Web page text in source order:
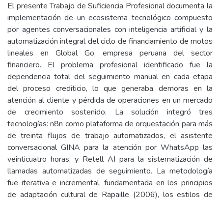
El presente Trabajo de Suficiencia Profesional documenta la
implementación de un ecosistema tecnológico compuesto
por agentes conversacionales con inteligencia artificial y la
automatización integral del ciclo de financiamiento de motos
lineales en Global Go, empresa peruana del sector
financiero. El problema profesional identificado fue la
dependencia total del seguimiento manual en cada etapa
del proceso crediticio, lo que generaba demoras en la
atención al cliente y pérdida de operaciones en un mercado
de crecimiento sostenido. La solución integró tres
tecnologías: n8n como plataforma de orquestación para más
de treinta flujos de trabajo automatizados, el asistente
conversacional GINA para la atención por WhatsApp las
veinticuatro horas, y Retell AI para la sistematización de
llamadas automatizadas de seguimiento. La metodología
fue iterativa e incremental, fundamentada en los principios
de adaptación cultural de Rapaille (2006), los estilos de